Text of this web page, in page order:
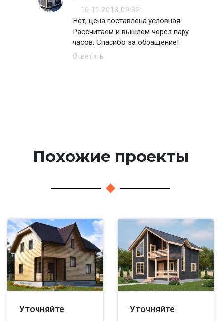
16.11.2018 09:32
Нет, цена поставлена условная.
Рассчитаем и вышлем через пару
часов. Спасибо за обращение!
Ответить
Похожие проекты
Уточняйте Уточняйте